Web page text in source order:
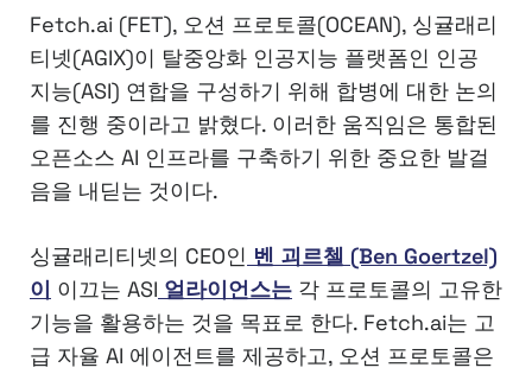
Fetch.ai (FET), 오션 프로토콜(OCEAN), 싱귤래리
티넷(AGIX)이 탈중앙화 인공지능 플랫폼인 인공
지능(ASI) 연합을 구성하기 위해 합병에 대한 논의
를 진행 중이라고 밝혔다. 이러한 움직임은 통합된
오픈소스 AI 인프라를 구축하기 위한 중요한 발걸
음을 내딛는 것이다.
싱귤래리티넷의 CEO인 벤 괴르첼 (Ben Goertzel)
이 이끄는 ASI 얼라이언스는 각 프로토콜의 고유한
기능을 활용하는 것을 목표로 한다. Fetch.ai는 고
급 자율 AI 에이전트를 제공하고, 오션 프로토콜은